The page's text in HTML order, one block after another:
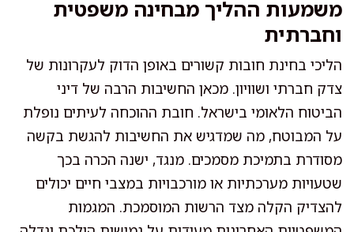
משמעות ההליך מבחינה משפטית
וחברתית
הליכי בחינת חובות קשורים באופן הדוק לעקרונות של
צדק חברתי ושוויון. מכאן החשיבות הרבה של דיני
הביטוח הלאומי בישראל. חובת ההוכחה לעיתים נופלת
על המבוטח, מה שמדגיש את החשיבות להגשת בקשה
מסודרת בתמיכת מסמכים. מנגד, ישנה הכרה בכך
שטעויות מערכתיות או מורכבויות במצבי חיים יכולים
להצדיק הקלה מצד הרשות המוסמכת. המגמות